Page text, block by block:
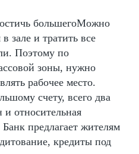
большегоМожно
зале и тратить все
Поэтому по
зоны, нужно
рабочее место.
счету, всего два
относительная
предлагает жителям
кредиты под